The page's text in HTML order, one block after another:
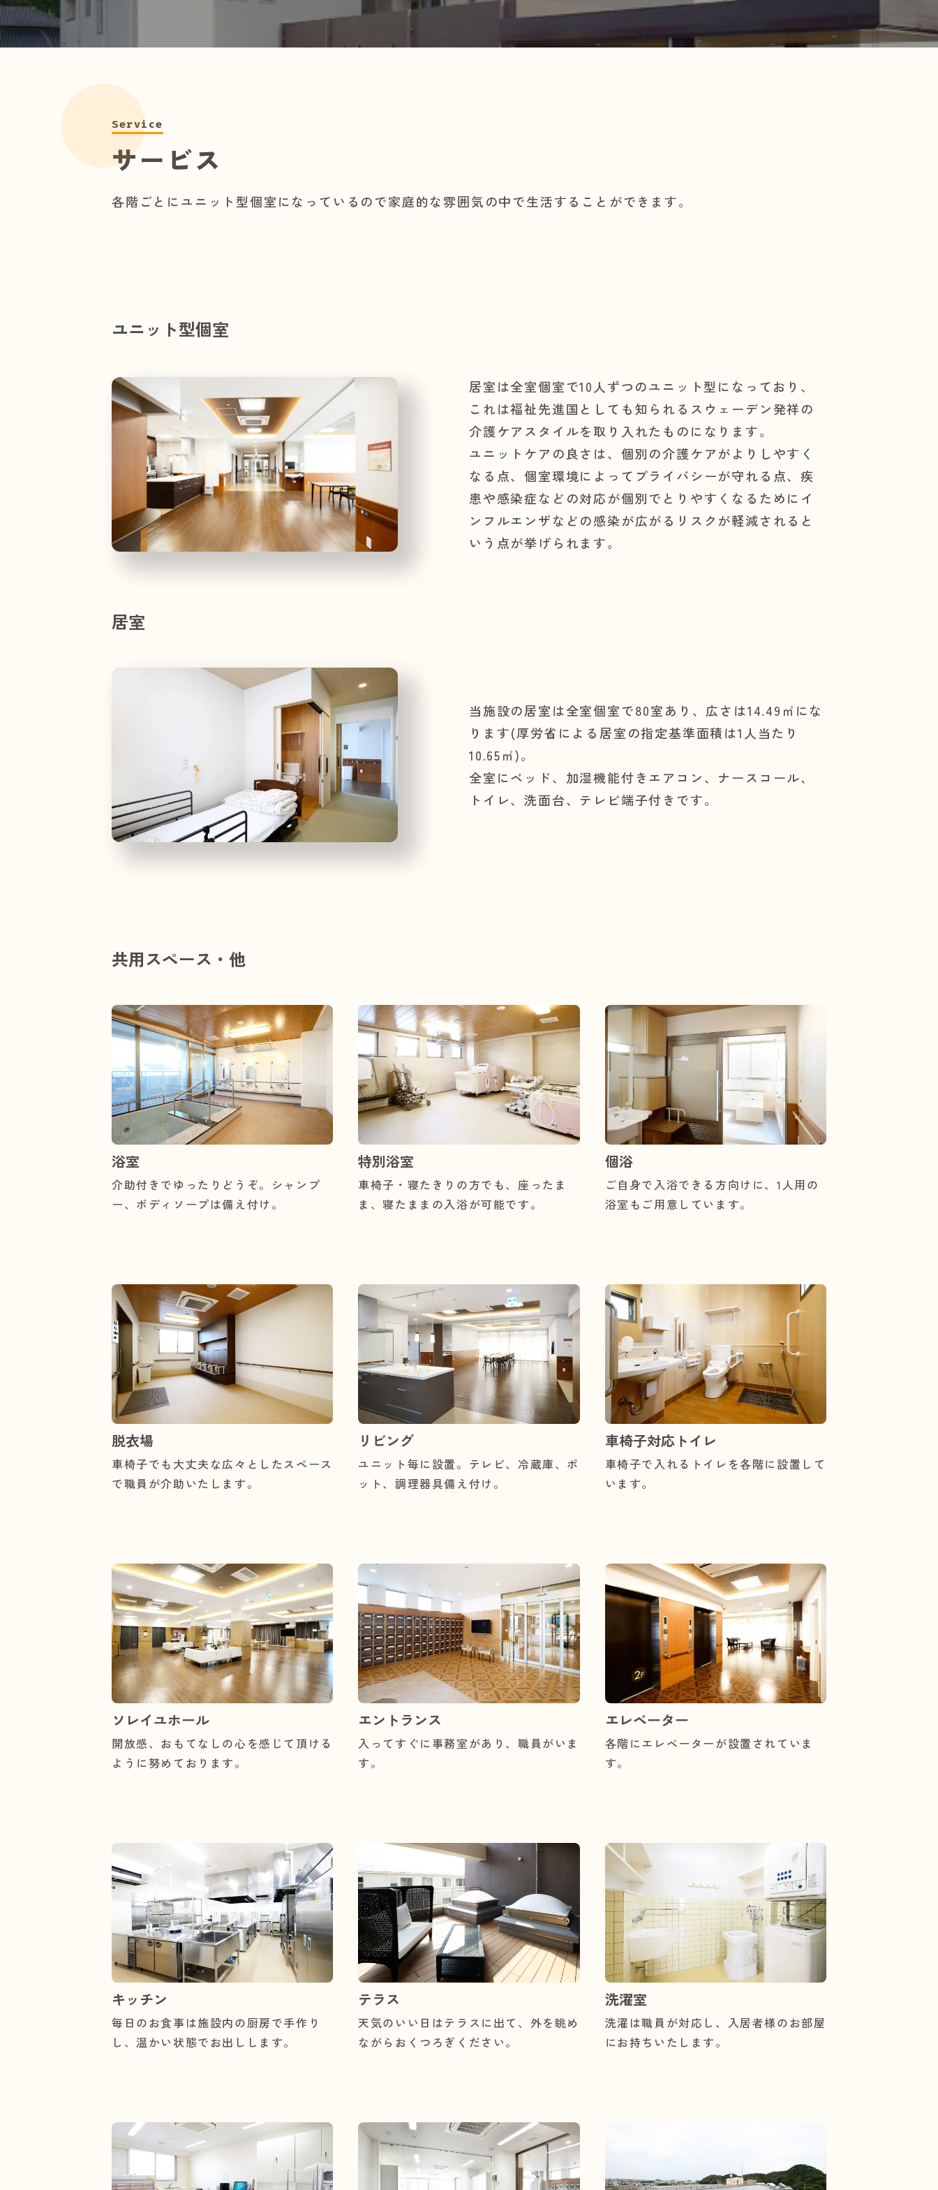
Service
サービス
各階ごとにユニット型個室になっているので家庭的な雰囲気の中で生活することができます。
ユニット型個室
居室は全室個室で10人ずつのユニット型になっており、
これは福祉先進国としても知られるスウェーデン発祥の
介護ケアスタイルを取り入れたものになります。
ユニットケアの良さは、個別の介護ケアがよりしやすく
なる点、個室環境によってプライバシーが守れる点、疾
患や感染症などの対応が個別でとりやすくなるためにイ
ンフルエンザなどの感染が広がるリスクが軽減されると
いう点が挙げられます。
居室
当施設の居室は全室個室で80室あり、広さは14.49㎡にな
ります(厚労省による居室の指定基準面積は1人当たり
10.65㎡)。
全室にベッド、加湿機能付きエアコン、ナースコール、
トイレ、洗面台、テレビ端子付きです。
共用スペース・他
浴室
介助付きでゆったりどうぞ。シャンプ
ー、ボディソープは備え付け。
特別浴室
車椅子・寝たきりの方でも、座ったま
ま、寝たままの入浴が可能です。
個浴
ご自身で入浴できる方向けに、1人用の
浴室もご用意しています。
脱衣場
車椅子でも大丈夫な広々としたスペース
で職員が介助いたします。
リビング
ユニット毎に設置。テレビ、冷蔵庫、ポ
ット、調理器具備え付け。
車椅子対応トイレ
車椅子で入れるトイレを各階に設置して
います。
ソレイユホール
開放感、おもてなしの心を感じて頂ける
ように努めております。
エントランス
入ってすぐに事務室があり、職員がいま
す。
エレベーター
各階にエレベーターが設置されていま
す。
キッチン
毎日のお食事は施設内の厨房で手作り
し、温かい状態でお出しします。
テラス
天気のいい日はテラスに出て、外を眺め
ながらおくつろぎください。
洗濯室
洗濯は職員が対応し、入居者様のお部屋
にお持ちいたします。